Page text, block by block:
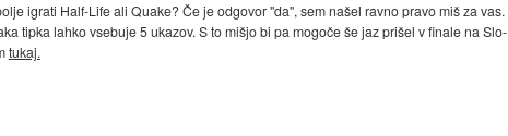
igrati Half-Life ali Quake? Če je odgovor "da", sem našel ravno pravo miš za vas.
tipka lahko vsebuje 5 ukazov. S to mišjo bi pa mogoče še jaz prišel v finale na Slo-
tukaj.